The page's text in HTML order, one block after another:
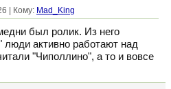
| Кому: Mad_King
был ролик. Из него
люди активно работают над
"Чиполлино", а то и вовсе